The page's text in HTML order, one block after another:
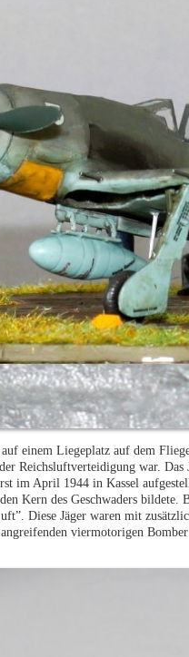
einem Liegeplatz auf dem
Reichsluftverteidigung war.
im April 1944 in Kassel
Kern des Geschwaders bildete.
Diese Jäger waren mit
viermotorigen